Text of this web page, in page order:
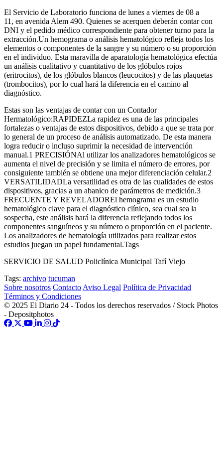
El Servicio de Laboratorio funciona de lunes a viernes de 08 a
11, en avenida Alem 490. Quienes se acerquen deberán contar con
DNI y el pedido médico correspondiente para obtener turno para la
extracción.Un hemograma o análisis hematológico refleja todos los
elementos o componentes de la sangre y su número o su proporción
en el individuo. Esta maravilla de aparatología hematológica efectúa
un análisis cualitativo y cuantitativo de los glóbulos rojos
(eritrocitos), de los glóbulos blancos (leucocitos) y de las plaquetas
(trombocitos), por lo cual hará la diferencia en el camino al
diagnóstico.
Estas son las ventajas de contar con un Contador
Hermatológico:RAPIDEZLa rapidez es una de las principales
fortalezas o ventajas de estos dispositivos, debido a que se trata por
lo general de un proceso de análisis automatizado. De esta manera
logra reducir o incluso suprimir la necesidad de intervención
manual.1 PRECISIÓNAl utilizar los analizadores hematológicos se
aumenta el nivel de precisión y se limita el número de errores, por
consiguiente también se obtiene una mejor diferenciación celular.2
VERSATILIDADLa versatilidad es otra de las cualidades de estos
dispositivos, gracias a un abanico de parámetros de medición.3
FRECUENTE Y REVELADOREl hemograma es un estudio
hematológico clave para el diagnóstico clínico, sea cual sea la
sospecha, este análisis hará la diferencia reflejando todos los
componentes sanguíneos y su número o proporción en el paciente.
Los analizadores de hematología utilizados para realizar estos
estudios juegan un papel fundamental.Tags
SERVICIO DE SALUD Policlínica Municipal Tafí Viejo
Tags: archivo tucuman
Sobre nosotros Contacto Aviso Legal Política de Privacidad
Términos y Condiciones
© 2025 El Diario 24 - Todos los derechos reservados / Stock Photos
- Depositphotos